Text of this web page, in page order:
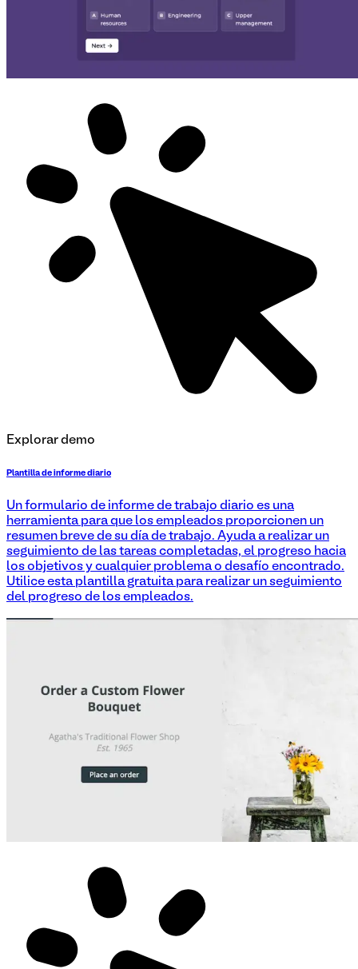
Explorar demo
Plantilla de informe diario
Un formulario de informe de trabajo diario es una
herramienta para que los empleados proporcionen un
resumen breve de su día de trabajo. Ayuda a realizar un
seguimiento de las tareas completadas, el progreso hacia
los objetivos y cualquier problema o desafío encontrado.
Utilice esta plantilla gratuita para realizar un seguimiento
del progreso de los empleados.